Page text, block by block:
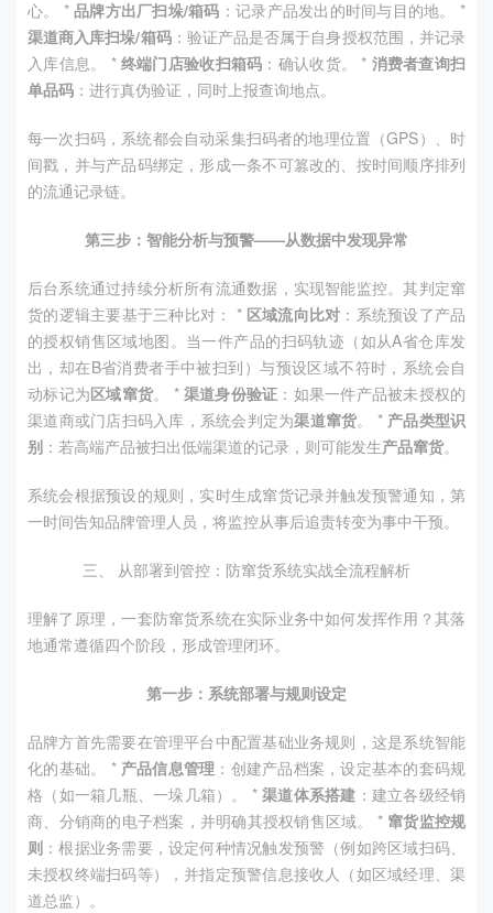
心。 *品牌方出厂扫垛/箱码 ：记录产品发出的时间与目的地。 *
渠道商入库扫垛/箱码：验证产品是否属于自身授权范围，并记录
入库信息。 * 终端门店验收扫箱码 ：确认收货。 * 消费者查询扫
单品码 ：进行真伪验证，同时上报查询地点。
每一次扫码，系统都会自动采集扫码者的地理位置（GPS）、时
间戳，并与产品码绑定，形成一条不可篡改的、按时间顺序排列
的流通记录链。
第三步：智能分析与预警——从数据中发现异常
后台系统通过持续分析所有流通数据，实现智能监控。其判定窜
货的逻辑主要基于三种比对： * 区域流向比对 ：系统预设了产品
的授权销售区域地图。当一件产品的扫码轨迹（如从A省仓库发
出，却在B省消费者手中被扫到）与预设区域不符时，系统会自
动标记为区域窜货。 * 渠道身份验证 ：如果一件产品被未授权的
渠道商或门店扫码入库，系统会判定为渠道窜货。 * 产品类型识
别 ：若高端产品被扫出低端渠道的记录，则可能发生产品窜货。
系统会根据预设的规则，实时生成窜货记录并触发预警通知，第
一时间告知品牌管理人员，将监控从事后追责转变为事中干预。
三、 从部署到管控：防窜货系统实战全流程解析
理解了原理，一套防窜货系统在实际业务中如何发挥作用？其落
地通常遵循四个阶段，形成管理闭环。
第一步：系统部署与规则设定
品牌方首先需要在管理平台中配置基础业务规则，这是系统智能
化的基础。 * 产品信息管理 ：创建产品档案，设定基本的套码规
格（如一箱几瓶、一垛几箱）。 * 渠道体系搭建 ：建立各级经销
商、分销商的电子档案，并明确其授权销售区域。 * 窜货监控规
则 ：根据业务需要，设定何种情况触发预警（例如跨区域扫码、
未授权终端扫码等），并指定预警信息接收人（如区域经理、渠
道总监）。